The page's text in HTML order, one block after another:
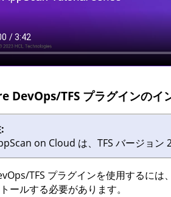
DevOps/TFS プラグインのイ
on Cloud は、TFS バージョン
TFS プラグインを使用するに
ールする必要があります。